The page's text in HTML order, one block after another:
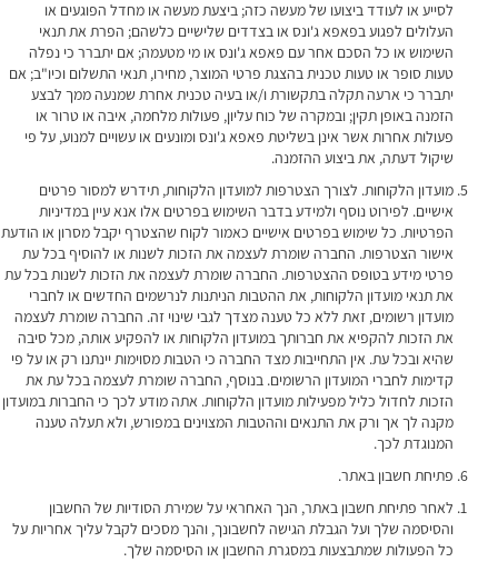
לסייע או לעודד ביצועו של מעשה כזה; ביצעת מעשה או מחדל הפוגעים או
העלולים לפגוע בפאפא ג'ונס או בצדדים שלישיים כלשהם; הפרת את תנאי
השימוש או כל הסכם אחר עם פאפא ג'ונס או מי מטעמה; אם יתברר כי נפלה
טעות סופר או טעות טכנית בהצגת פרטי המוצר, מחירו, תנאי התשלום וכיו"ב; אם
יתברר כי ארעה תקלה בתקשורת ו/או בעיה טכנית אחרת שמנעה ממך לבצע
הזמנה באופן תקין; ובמקרה של כוח עליון, פעולות מלחמה, איבה או טרור או
פעולות אחרות אשר אינן בשליטת פאפא ג'ונס ומונעים או עשויים למנוע, על פי
שיקול דעתה, את ביצוע ההזמנה.
מועדון הלקוחות. לצורך הצטרפות למועדון הלקוחות, תידרש למסור פרטים
אישיים. לפירוט נוסף ולמידע בדבר השימוש בפרטים אלו אנא עיין במדיניות
הפרטיות. כל שימוש בפרטים אישיים כאמור לקוח שהצטרף יקבל מסרון או הודעת
אישור הצטרפות. החברה שומרת לעצמה את הזכות לשנות או להוסיף בכל עת
פרטי מידע בטופס ההצטרפות. החברה שומרת לעצמה את הזכות לשנות בכל עת
את תנאי מועדון הלקוחות, את ההטבות הניתנות לנרשמים החדשים או לחברי
מועדון רשומים, זאת ללא כל טענה מצדך לגבי שינוי זה. החברה שומרת לעצמה
את הזכות להקפיא את חברותך במועדון הלקוחות או להפקיע אותה, מכל סיבה
שהיא ובכל עת. אין התחייבות מצד החברה כי הטבות מסוימות יינתנו רק או על פי
קדימות לחברי המועדון הרשומים. בנוסף, החברה שומרת לעצמה בכל עת את
הזכות לחדול כליל מפעילות מועדון הלקוחות. אתה מודע לכך כי החברות במועדון
מקנה לך אך ורק את התנאים וההטבות המצוינים במפורש, ולא תעלה טענה
המנוגדת לכך.
פתיחת חשבון באתר.
לאחר פתיחת חשבון באתר, הנך האחראי על שמירת הסודיות של החשבון
והסיסמה שלך ועל הגבלת הגישה לחשבונך, והנך מסכים לקבל עליך אחריות על
כל הפעולות שמתבצעות במסגרת החשבון או הסיסמה שלך.